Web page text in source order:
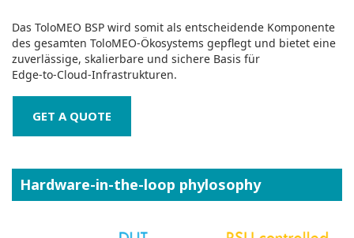
Das ToloMEO BSP wird somit als entscheidende Komponente
des gesamten ToloMEO‑Ökosystems gepflegt und bietet eine
zuverlässige, skalierbare und sichere Basis für
Edge‑to‑Cloud‑Infrastrukturen.
GET A QUOTE
Hardware-in-the-loop phylosophy